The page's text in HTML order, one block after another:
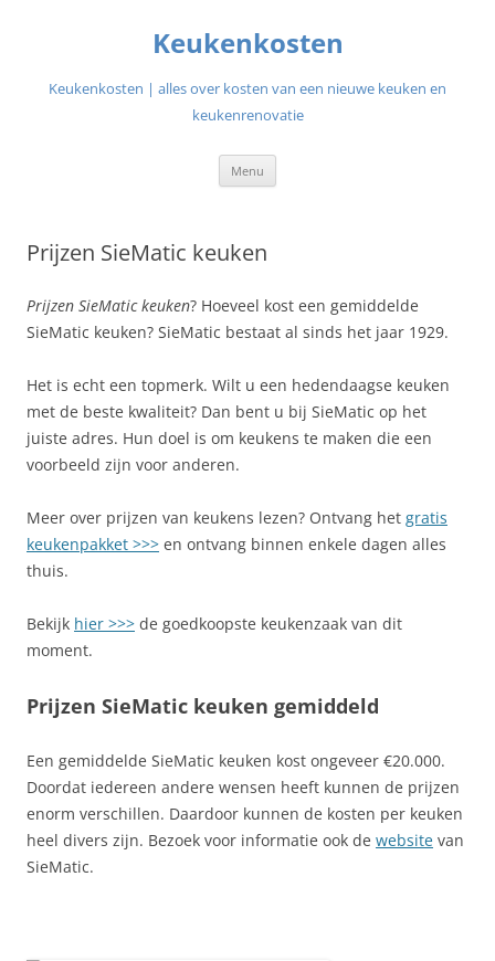
Keukenkosten
Keukenkosten | alles over kosten van een nieuwe keuken en
keukenrenovatie
Menu
Prijzen SieMatic keuken
Prijzen SieMatic keuken? Hoeveel kost een gemiddelde
SieMatic keuken? SieMatic bestaat al sinds het jaar 1929.
Het is echt een topmerk. Wilt u een hedendaagse keuken
met de beste kwaliteit? Dan bent u bij SieMatic op het
juiste adres. Hun doel is om keukens te maken die een
voorbeeld zijn voor anderen.
Meer over prijzen van keukens lezen? Ontvang het gratis
keukenpakket >>> en ontvang binnen enkele dagen alles
thuis.
Bekijk hier >>> de goedkoopste keukenzaak van dit
moment.
Prijzen SieMatic keuken gemiddeld
Een gemiddelde SieMatic keuken kost ongeveer €20.000.
Doordat iedereen andere wensen heeft kunnen de prijzen
enorm verschillen. Daardoor kunnen de kosten per keuken
heel divers zijn. Bezoek voor informatie ook de website van
SieMatic.